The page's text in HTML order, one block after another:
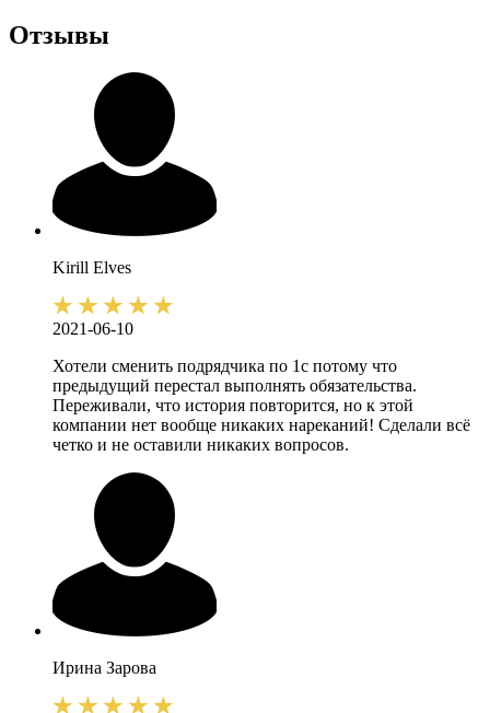
Отзывы
Kirill Elves
2021-06-10
Хотели сменить подрядчика по 1с потому что
предыдущий перестал выполнять обязательства.
Переживали, что история повторится, но к этой
компании нет вообще никаких нареканий! Сделали всё
четко и не оставили никаких вопросов.
Ирина Зарова